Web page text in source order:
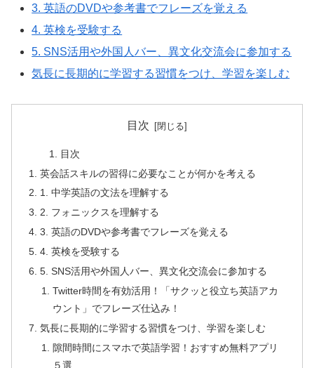
3. 英語のDVDや参考書でフレーズを覚える
4. 英検を受験する
5. SNS活用や外国人バー、異文化交流会に参加する
気長に長期的に学習する習慣をつけ、学習を楽しむ
目次
目次
英会話スキルの習得に必要なことが何かを考える
1. 中学英語の文法を理解する
2. フォニックスを理解する
3. 英語のDVDや参考書でフレーズを覚える
4. 英検を受験する
5. SNS活用や外国人バー、異文化交流会に参加する
Twitter時間を有効活用！「サクッと役立ち英語アカ
ウント」でフレーズ仕込み！
気長に長期的に学習する習慣をつけ、学習を楽しむ
隙間時間にスマホで英語学習！おすすめ無料アプリ
５選